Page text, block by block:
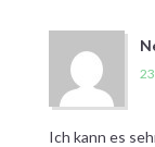
Ich kann es